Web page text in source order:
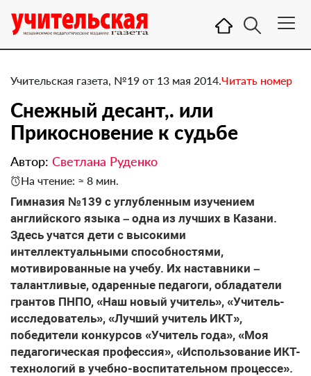
Учительская газета, №19 от 13 мая 2014.Читать номер
Снежный десант,. или
Прикосновение к судьбе
Автор: Светлана Руденко
На чтение: ≈ 8 мин.
​Гимназия №139 с углубленным изучением
английского языка – одна из лучших в Казани.
Здесь учатся дети с высокими
интеллектуальными способностями,
мотивированные на учебу. Их наставники –
талантливые, одаренные педагоги, обладатели
грантов ПНПО, «Наш новый учитель», «Учитель-
исследователь», «Лучший учитель ИКТ»,
победители конкурсов «Учитель года», «Моя
педагогическая профессия», «Использование ИКТ-
технологий в учебно-воспитательном процессе».